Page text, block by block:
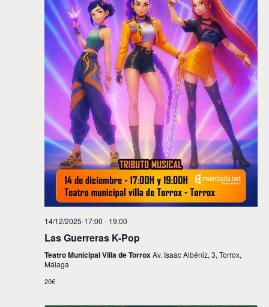
14/12/2025-17:00 - 19:00
Las Guerreras K-Pop
Teatro Municipal Villa de TorroxAv. Isaac Albéniz, 3, Torrox,
Málaga
20€